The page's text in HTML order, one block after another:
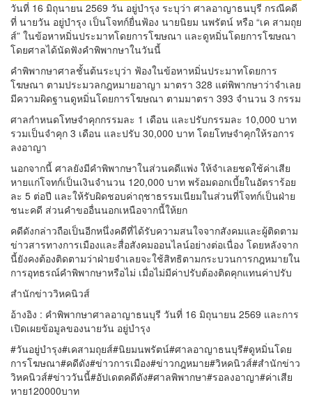
วันที่ 16 มิถุนายน 2569 วัน อยู่บำรุง ระบุว่า ศาลอาญาธนบุรี กรณีคดี
ที่ นายวัน อยู่บำรุง เป็นโจทก์ยื่นฟ้อง นายนิยม นพรัตน์ หรือ “เค สามถุย
ส์” ในข้อหาหมิ่นประมาทโดยการโฆษณา และดูหมิ่นโดยการโฆษณา
โดยศาลได้นัดฟังคำพิพากษาในวันนี้
คำพิพากษาศาลชั้นต้นระบุว่า ฟ้องในข้อหาหมิ่นประมาทโดยการ
โฆษณา ตามประมวลกฎหมายอาญา มาตรา 328 แต่พิพากษาว่าจำเลย
มีความผิดฐานดูหมิ่นโดยการโฆษณา ตามมาตรา 393 จำนวน 3 กรรม
ศาลกำหนดโทษจำคุกกรรมละ 1 เดือน และปรับกรรมละ 10,000 บาท
รวมเป็นจำคุก 3 เดือน และปรับ 30,000 บาท โดยโทษจำคุกให้รอการ
ลงอาญา
นอกจากนี้ ศาลยังมีคำพิพากษาในส่วนคดีแพ่ง ให้จำเลยชดใช้ค่าเสีย
หายแก่โจทก์เป็นเงินจำนวน 120,000 บาท พร้อมดอกเบี้ยในอัตราร้อย
ละ 5 ต่อปี และให้รับผิดชอบค่าฤชาธรรมเนียมในส่วนที่โจทก์เป็นฝ่าย
ชนะคดี ส่วนคำขออื่นนอกเหนือจากนี้ให้ยก
คดีดังกล่าวถือเป็นอีกหนึ่งคดีที่ได้รับความสนใจจากสังคมและผู้ติดตาม
ข่าวสารทางการเมืองและสื่อสังคมออนไลน์อย่างต่อเนื่อง โดยหลังจาก
นี้ยังคงต้องติดตามว่าฝ่ายจำเลยจะใช้สิทธิตามกระบวนการกฎหมายใน
การอุทธรณ์คำพิพากษาหรือไม่ เมื่อไม่มีค่าปรับต้องติดคุกแทนค่าปรับ
สำนักข่าววิหคนิวส์
อ้างอิง : คำพิพากษาศาลอาญาธนบุรี วันที่ 16 มิถุนายน 2569 และการ
เปิดเผยข้อมูลของนายวัน อยู่บำรุง
#วันอยู่บำรุง#เคสามถุยส์#นิยมนพรัตน์#ศาลอาญาธนบุรี#ดูหมิ่นโดย
การโฆษณา#คดีดัง#ข่าวการเมือง#ข่าวกฎหมาย#วิหคนิวส์#สำนักข่าว
วิหคนิวส์#ข่าววันนี้#อัปเดตคดีดัง#ศาลพิพากษา#รอลงอาญา#ค่าเสีย
หาย120000บาท